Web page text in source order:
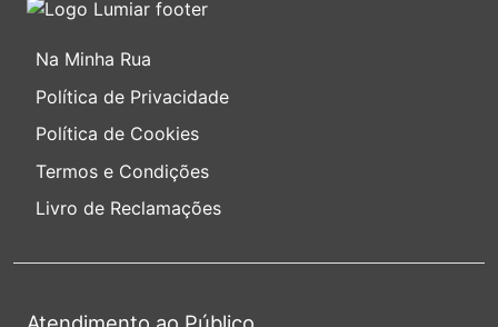
Na Minha Rua
Política de Privacidade
Política de Cookies
Termos e Condições
Livro de Reclamações